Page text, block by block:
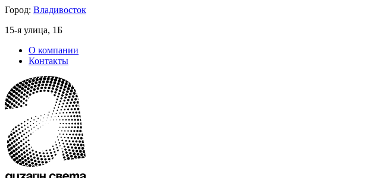
Город: Владивосток
15-я улица, 1Б
О компании
Контакты